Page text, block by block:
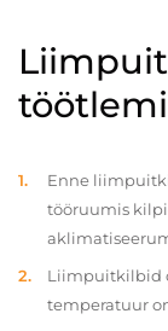
Enne
tööruumis
Liimpuitkilbid
temperatuur